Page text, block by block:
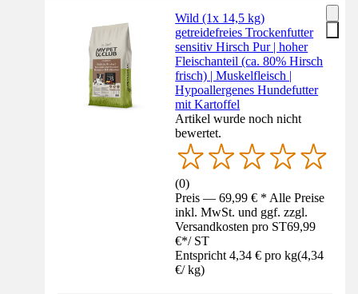
Wild (1x 14,5 kg)
getreidefreies Trockenfutter
sensitiv Hirsch Pur | hoher
Fleischanteil (ca. 80% Hirsch
frisch) | Muskelfleisch |
Hypoallergenes Hundefutter
mit Kartoffel
Artikel wurde noch nicht
bewertet.
(0)
Preis — 69,99 € * Alle Preise
inkl. MwSt. und ggf. zzgl.
Versandkosten pro ST69,99
€*/ ST
Entspricht 4,34 € pro kg(4,34
€/ kg)